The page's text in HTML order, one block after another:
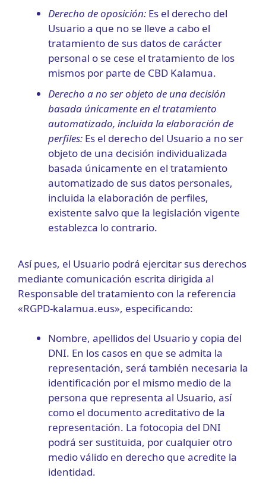
Derecho de oposición: Es el derecho del
Usuario a que no se lleve a cabo el
tratamiento de sus datos de carácter
personal o se cese el tratamiento de los
mismos por parte de CBD Kalamua.
Derecho a no ser objeto de una decisión
basada únicamente en el tratamiento
automatizado, incluida la elaboración de
perfiles: Es el derecho del Usuario a no ser
objeto de una decisión individualizada
basada únicamente en el tratamiento
automatizado de sus datos personales,
incluida la elaboración de perfiles,
existente salvo que la legislación vigente
establezca lo contrario.
Así pues, el Usuario podrá ejercitar sus derechos
mediante comunicación escrita dirigida al
Responsable del tratamiento con la referencia
«RGPD-kalamua.eus», especificando:
Nombre, apellidos del Usuario y copia del
DNI. En los casos en que se admita la
representación, será también necesaria la
identificación por el mismo medio de la
persona que representa al Usuario, así
como el documento acreditativo de la
representación. La fotocopia del DNI
podrá ser sustituida, por cualquier otro
medio válido en derecho que acredite la
identidad.